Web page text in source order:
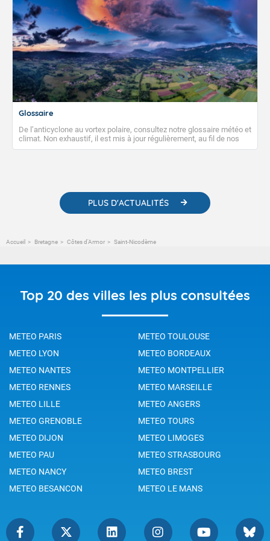
Glossaire
De l’anticyclone au vortex polaire, consultez notre glossaire météo et
climat. Non exhaustif, il est mis à jour régulièrement, au fil de nos
publications. Vous y trouverez également des liens utiles vers nos
PLUS D'ACTUALITÉS
Accueil Bretagne Côtes d'Armor Saint-Nicodème
Top 20 des villes les plus consultées
METEO PARIS
METEO TOULOUSE
METEO LYON
METEO BORDEAUX
METEO NANTES
METEO MONTPELLIER
METEO RENNES
METEO MARSEILLE
METEO LILLE
METEO ANGERS
METEO GRENOBLE
METEO TOURS
METEO DIJON
METEO LIMOGES
METEO PAU
METEO STRASBOURG
METEO NANCY
METEO BREST
METEO BESANCON
METEO LE MANS